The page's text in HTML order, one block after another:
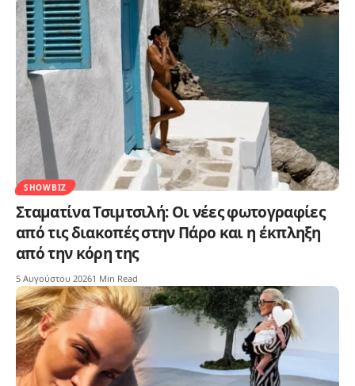
SHOWBIZ
Σταματίνα Τσιμτσιλή: Οι νέες φωτογραφίες
από τις διακοπές στην Πάρο και η έκπληξη
από την κόρη της
5 Αυγούστου 20261 Min Read